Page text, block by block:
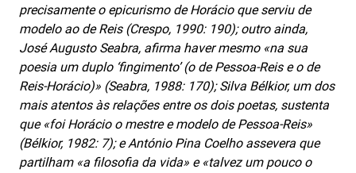
precisamente o epicurismo de Horácio que serviu de
modelo ao de Reis (Crespo, 1990: 190); outro ainda,
José Augusto Seabra, afirma haver mesmo «na sua
poesia um duplo ‘fingimento’ (o de Pessoa-Reis e o de
Reis-Horácio)» (Seabra, 1988: 170); Silva Bélkior, um dos
mais atentos às relações entre os dois poetas, sustenta
que «foi Horácio o mestre e modelo de Pessoa-Reis»
(Bélkior, 1982: 7); e António Pina Coelho assevera que
partilham «a filosofia da vida» e «talvez um pouco o